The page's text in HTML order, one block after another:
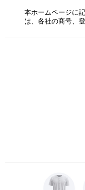
本ホームページに
は、各社の商号、